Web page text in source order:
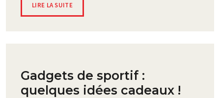
LIRE LA SUITE
Gadgets de sportif :
quelques idées cadeaux !